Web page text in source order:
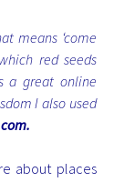
means ‘come
red seeds
a great online
I also used
.
about places